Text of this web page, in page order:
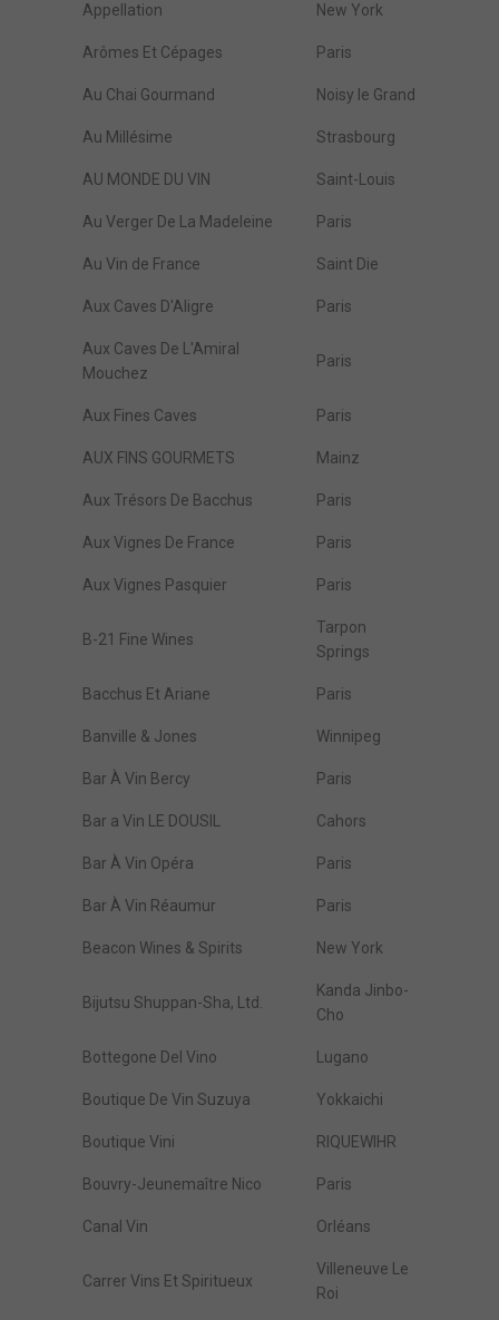
Appellation New York
Arômes Et Cépages Paris
Au Chai Gourmand Noisy le Grand
Au Millésime Strasbourg
AU MONDE DU VIN Saint-Louis
Au Verger De La Madeleine Paris
Au Vin de France Saint Die
Aux Caves D'Aligre Paris
Aux Caves De L'Amiral
Mouchez
Paris
Aux Fines Caves Paris
AUX FINS GOURMETS Mainz
Aux Trésors De Bacchus Paris
Aux Vignes De France Paris
Aux Vignes Pasquier Paris
B-21 Fine Wines
Tarpon
Springs
Bacchus Et Ariane Paris
Banville & Jones Winnipeg
Bar À Vin Bercy Paris
Bar a Vin LE DOUSIL Cahors
Bar À Vin Opéra Paris
Bar À Vin Réaumur Paris
Beacon Wines & Spirits New York
Bijutsu Shuppan-Sha, Ltd.
Kanda Jinbo-
Cho
Bottegone Del Vino Lugano
Boutique De Vin Suzuya Yokkaichi
Boutique Vini RIQUEWIHR
Bouvry-Jeunemaître Nico Paris
Canal Vin Orléans
Carrer Vins Et Spiritueux
Villeneuve Le
Roi